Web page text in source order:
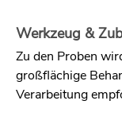
Werkzeug &
Zu den Proben
großflächige
Verarbeitung